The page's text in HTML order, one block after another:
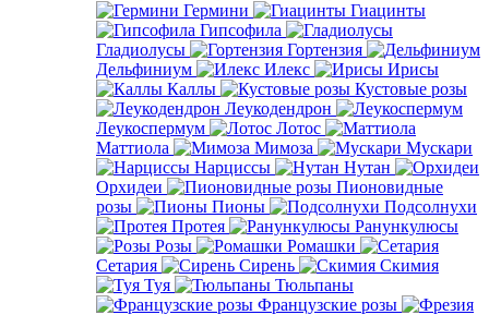
Гермини
Гиацинты
Гипсофила
Гладиолусы
Гортензия
Дельфиниум
Илекс
Ирисы
Каллы
Кустовые розы
Леукодендрон
Леукоспермум
Лотос
Маттиола
Мимоза
Мускари
Нарциссы
Нутан
Орхидеи
Пионовидные
розы
Пионы
Подсолнухи
Протея
Ранункулюсы
Розы
Ромашки
Сетария
Сирень
Скимия
Туя
Тюльпаны
Французские розы